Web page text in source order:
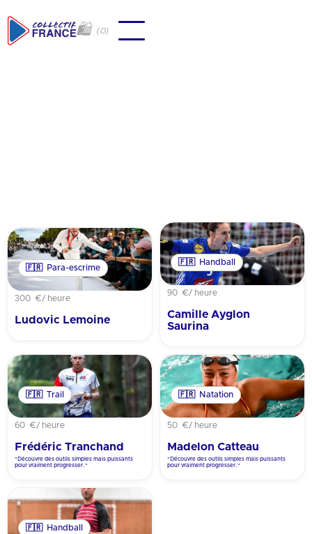
🛍 (0)
🇫🇷 Para-escrime
300 €/ heure
Ludovic Lemoine
🇫🇷 Handball
90 €/ heure
Camille Ayglon
Saurina
🇫🇷 Trail
60 €/ heure
Frédéric Tranchand
"Découvre des outils simples mais puissants
pour vraiment progresser."
🇫🇷 Natation
50 €/ heure
Madelon Catteau
"Découvre des outils simples mais puissants
pour vraiment progresser."
🇫🇷 Handball